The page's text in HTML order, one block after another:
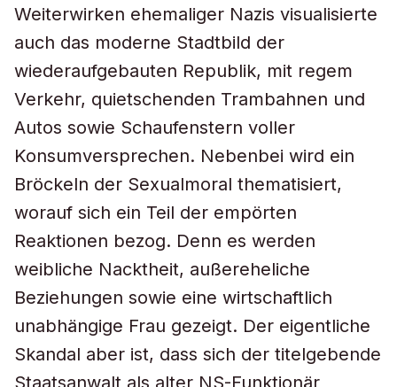
Weiterwirken ehemaliger Nazis visualisierte
auch das moderne Stadtbild der
wiederaufgebauten Republik, mit regem
Verkehr, quietschenden Trambahnen und
Autos sowie Schaufenstern voller
Konsumversprechen. Nebenbei wird ein
Bröckeln der Sexualmoral thematisiert,
worauf sich ein Teil der empörten
Reaktionen bezog. Denn es werden
weibliche Nacktheit, außereheliche
Beziehungen sowie eine wirtschaftlich
unabhängige Frau gezeigt. Der eigentliche
Skandal aber ist, dass sich der titelgebende
Staatsanwalt als alter NS-Funktionär